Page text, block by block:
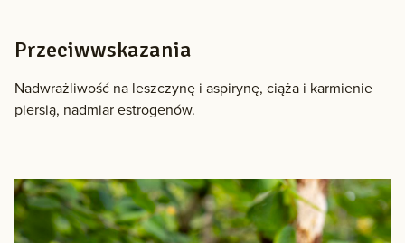
Przeciwwskazania
Nadwrażliwość na leszczynę i aspirynę, ciąża i karmienie
piersią, nadmiar estrogenów.